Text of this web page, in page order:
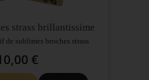
strass brillantissime
de sublimes broches strass
€